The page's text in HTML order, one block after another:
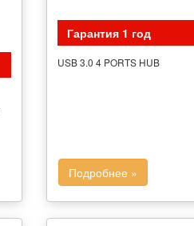
Гарантия 1 год
USB 3.0 4 PORTS HUB
Подробнее »